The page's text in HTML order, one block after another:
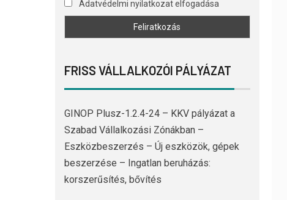
Adatvédelmi nyilatkozat elfogadása
FRISS VÁLLALKOZÓI PÁLYÁZAT
GINOP Plusz-1.2.4-24 – KKV pályázat a
Szabad Vállalkozási Zónákban –
Eszközbeszerzés – Új eszközök, gépek
beszerzése – Ingatlan beruházás:
korszerűsítés, bővítés